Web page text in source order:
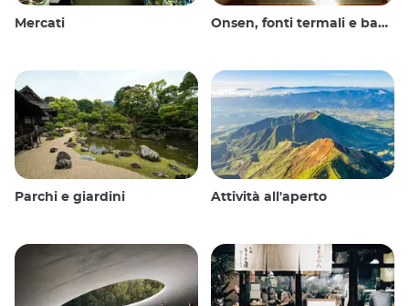
Mercati Onsen, fonti termali e bagni pubblici
Parchi e giardini Attività all'aperto